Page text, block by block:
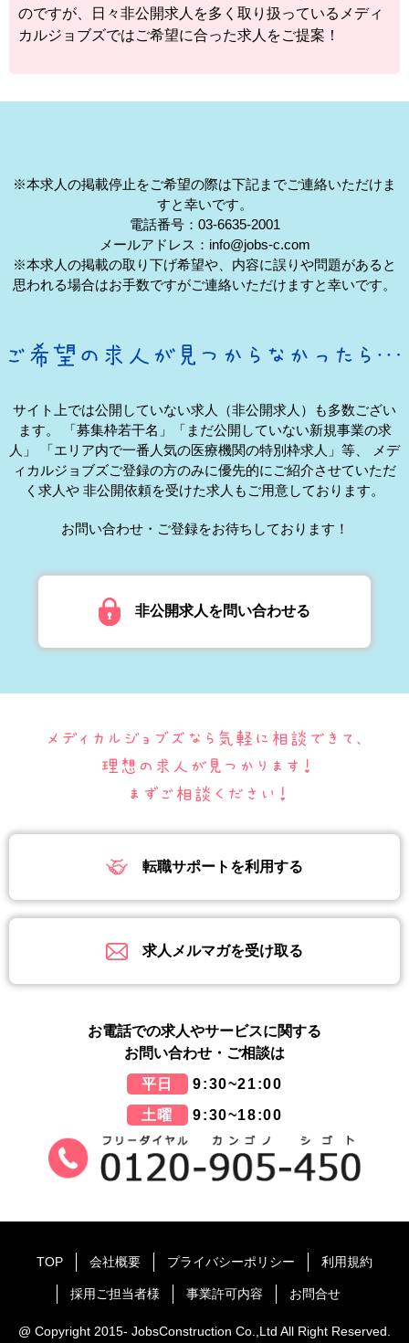
のですが、日々非公開求人を多く取り扱っているメディ
カルジョブズではご希望に合った求人をご提案！
※本求人の掲載停止をご希望の際は下記までご連絡いただけま
すと幸いです。
電話番号：03-6635-2001
メールアドレス：info@jobs-c.com
※本求人の掲載の取り下げ希望や、内容に誤りや問題があると
思われる場合はお手数ですがご連絡いただけますと幸いです。
サイト上では公開していない求人（非公開求人）も多数ござい
ます。
「募集枠若干名」「まだ公開していない新規事業の求
人」
「エリア内で一番人気の医療機関の特別枠求人」等、
メデ
ィカルジョブズご登録の方のみに優先的にご紹介させていただ
く求人や 非公開依頼を受けた求人もご用意しております。
お問い合わせ・ご登録をお待ちしております！
非公開求人を問い合わせる
転職サポートを利用する
求人メルマガを受け取る
お電話での求人やサービスに関する
お問い合わせ・ご相談は
平日
9:30~21:00
土曜
9:30~18:00
TOP 会社概要 プライバシーポリシー 利用規約
採用ご担当者様 事業許可内容 お問合せ
@ Copyright 2015- JobsConstruction Co.,Ltd All Right Reserved.